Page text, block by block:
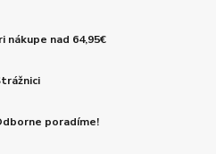
nákupe nad 64,95€
poradíme!